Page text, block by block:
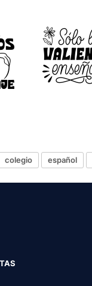
colegio español